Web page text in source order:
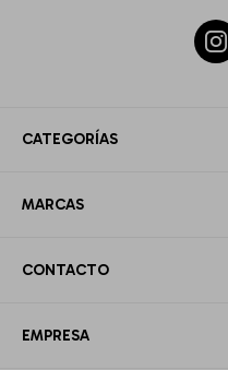
CATEGORÍAS
MARCAS
CONTACTO
EMPRESA
